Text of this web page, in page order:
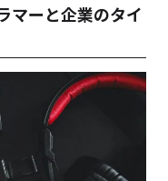
マーと企業のタイ